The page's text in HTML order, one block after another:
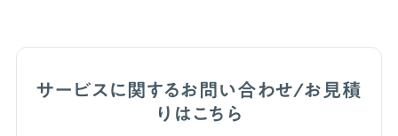
サービスに関するお問い合わせ/お見積
りはこちら